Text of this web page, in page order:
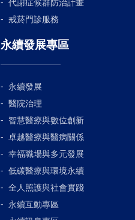
戒菸門診服務
永續發展專區
永續發展
醫院治理
智慧醫療與數位創新
卓越醫療與醫病關係
幸福職場與多元發展
低碳醫療與環境永續
全人照護與社會實踐
永續互動專區